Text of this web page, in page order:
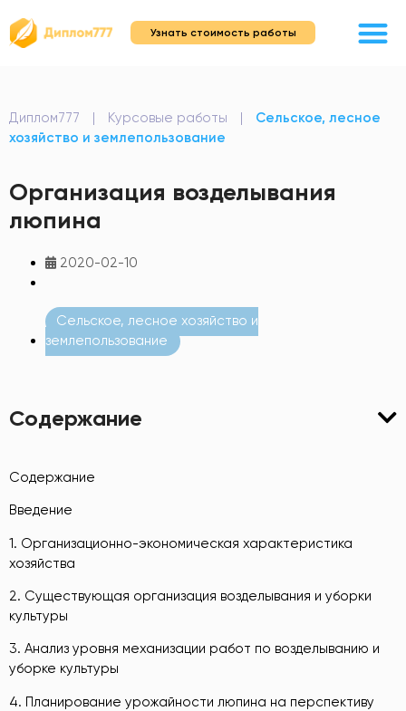
Узнать стоимость работы
Диплом777 | Курсовые работы |
Сельское, лесное
хозяйство и землепользование
Организация возделывания
люпина
2020-02-10
Сельское, лесное хозяйство и
землепользование
Содержание
Содержание
Введение
1. Организационно-экономическая характеристика
хозяйства
2. Существующая организация возделывания и уборки
культуры
3. Анализ уровня механизации работ по возделыванию и
уборке культуры
4. Планирование урожайности люпина на перспективу